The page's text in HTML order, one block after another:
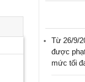
Từ 26/9/
được
mức tối